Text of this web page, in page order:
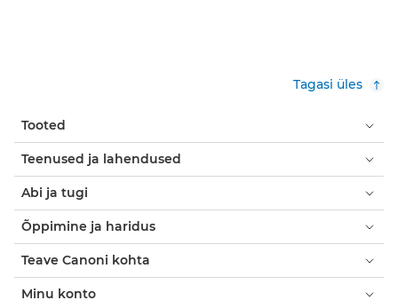
Tagasi üles
Tooted
Teenused ja lahendused
Abi ja tugi
Õppimine ja haridus
Teave Canoni kohta
Minu konto